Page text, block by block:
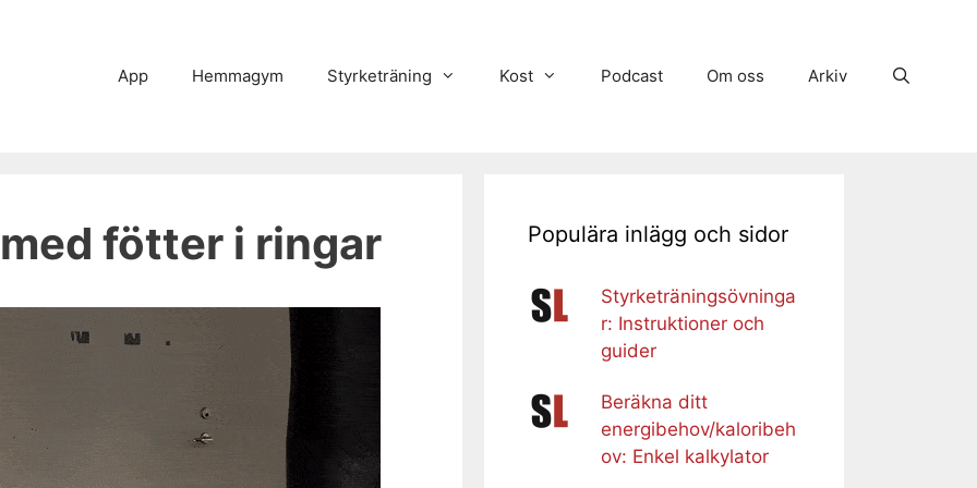
App Hemmagym Styrketräning Kost Podcast Om oss Arkiv
fötter i ringar Populära inlägg och sidor
Styrketräningsövninga
r: Instruktioner och
guider
Beräkna ditt
energibehov/kaloribeh
ov: Enkel kalkylator